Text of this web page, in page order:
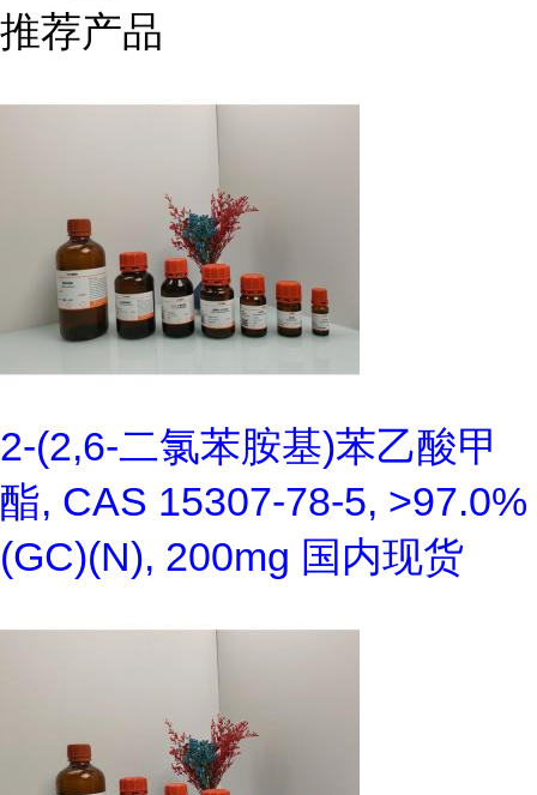
推荐产品
2-(2,6-二氯苯胺基)苯乙酸甲
酯, CAS 15307-78-5, >97.0%
(GC)(N), 200mg 国内现货